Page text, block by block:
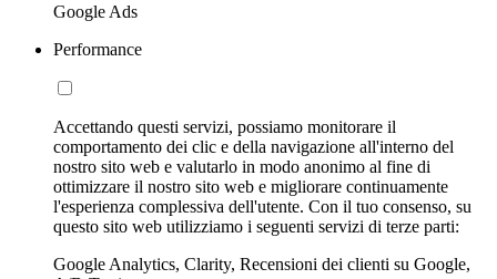
Google Ads
Performance
Accettando questi servizi, possiamo monitorare il
comportamento dei clic e della navigazione all'interno del
nostro sito web e valutarlo in modo anonimo al fine di
ottimizzare il nostro sito web e migliorare continuamente
l'esperienza complessiva dell'utente. Con il tuo consenso, su
questo sito web utilizziamo i seguenti servizi di terze parti:
Google Analytics, Clarity, Recensioni dei clienti su Google,